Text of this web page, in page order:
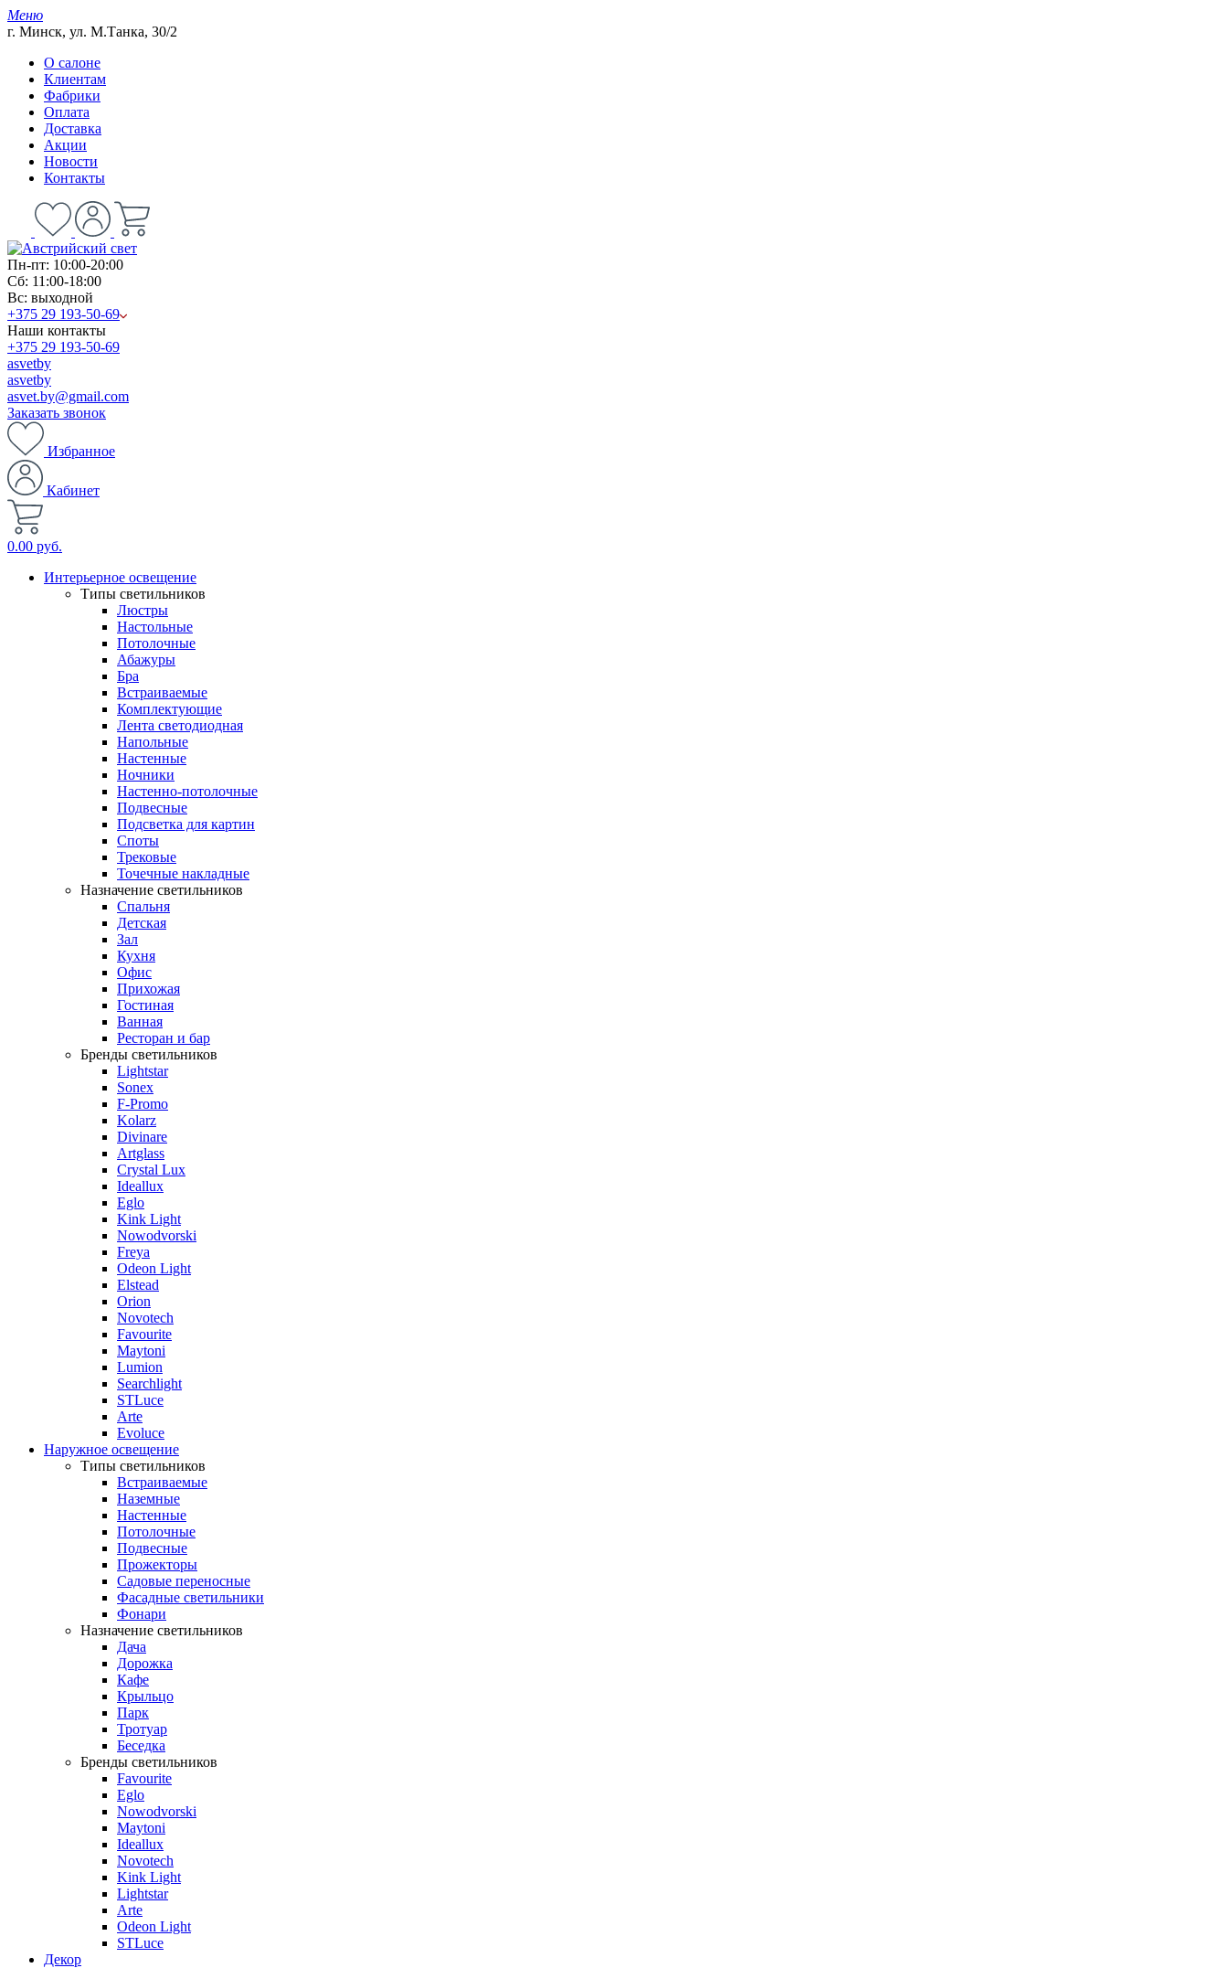
Меню
г. Минск, ул. М.Танка, 30/2
О салоне
Клиентам
Фабрики
Оплата
Доставка
Акции
Новости
Контакты
Пн-пт: 10:00-20:00
Сб: 11:00-18:00
Вс: выходной
+375 29 193-50-69
Наши контакты
+375 29 193-50-69
asvetby
asvetby
asvet.by@gmail.com
Заказать звонок
Избранное
Кабинет
0.00 руб.
Интерьерное освещение
Типы светильников
Люстры
Настольные
Потолочные
Абажуры
Бра
Встраиваемые
Комплектующие
Лента светодиодная
Напольные
Настенные
Ночники
Настенно-потолочные
Подвесные
Подсветка для картин
Споты
Трековые
Точечные накладные
Назначение светильников
Спальня
Детская
Зал
Кухня
Офис
Прихожая
Гостиная
Ванная
Ресторан и бар
Бренды светильников
Lightstar
Sonex
F-Promo
Kolarz
Divinare
Artglass
Crystal Lux
Ideallux
Eglo
Kink Light
Nowodvorski
Freya
Odeon Light
Elstead
Orion
Novotech
Favourite
Maytoni
Lumion
Searchlight
STLuce
Arte
Evoluce
Наружное освещение
Типы светильников
Встраиваемые
Наземные
Настенные
Потолочные
Подвесные
Прожекторы
Садовые переносные
Фасадные светильники
Фонари
Назначение светильников
Дача
Дорожка
Кафе
Крыльцо
Парк
Тротуар
Беседка
Бренды светильников
Favourite
Eglo
Nowodvorski
Maytoni
Ideallux
Novotech
Kink Light
Lightstar
Arte
Odeon Light
STLuce
Декор